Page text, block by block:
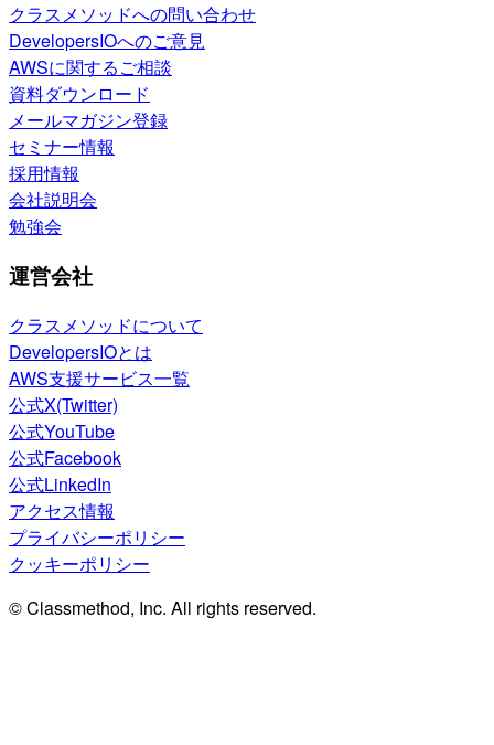
クラスメソッドへの問い合わせ
DevelopersIOへのご意見
AWSに関するご相談
資料ダウンロード
メールマガジン登録
セミナー情報
採用情報
会社説明会
勉強会
運営会社
クラスメソッドについて
DevelopersIOとは
AWS支援サービス一覧
公式X(Twitter)
公式YouTube
公式Facebook
公式LinkedIn
アクセス情報
プライバシーポリシー
クッキーポリシー
© Classmethod, Inc. All rights reserved.